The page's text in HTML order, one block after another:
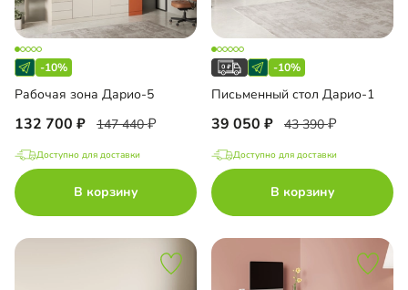
-10%
Рабочая зона Дарио-5
132 700 147 440
Доступно для доставки
В корзину
-10%
Письменный стол Дарио-1
39 050 43 390
Доступно для доставки
В корзину